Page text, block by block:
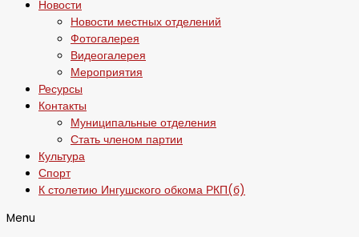
Новости
Новости местных отделений
Фотогалерея
Видеогалерея
Мероприятия
Ресурсы
Контакты
Муниципальные отделения
Стать членом партии
Культура
Спорт
К столетию Ингушского обкома РКП(б)
Menu